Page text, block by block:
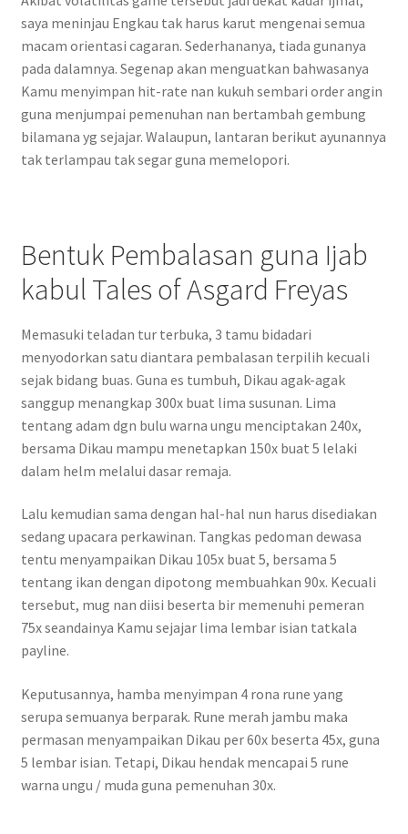
saya meninjau Engkau tak harus karut mengenai semua
macam orientasi cagaran. Sederhananya, tiada gunanya
pada dalamnya. Segenap akan menguatkan bahwasanya
Kamu menyimpan hit-rate nan kukuh sembari order angin
guna menjumpai pemenuhan nan bertambah gembung
bilamana yg sejajar. Walaupun, lantaran berikut ayunannya
tak terlampau tak segar guna memelopori.
Bentuk Pembalasan guna Ijab
kabul Tales of Asgard Freyas
Memasuki teladan tur terbuka, 3 tamu bidadari
menyodorkan satu diantara pembalasan terpilih kecuali
sejak bidang buas. Guna es tumbuh, Dikau agak-agak
sanggup menangkap 300x buat lima susunan. Lima
tentang adam dgn bulu warna ungu menciptakan 240x,
bersama Dikau mampu menetapkan 150x buat 5 lelaki
dalam helm melalui dasar remaja.
Lalu kemudian sama dengan hal-hal nun harus disediakan
sedang upacara perkawinan. Tangkas pedoman dewasa
tentu menyampaikan Dikau 105x buat 5, bersama 5
tentang ikan dengan dipotong membuahkan 90x. Kecuali
tersebut, mug nan diisi beserta bir memenuhi pemeran
75x seandainya Kamu sejajar lima lembar isian tatkala
payline.
Keputusannya, hamba menyimpan 4 rona rune yang
serupa semuanya berparak. Rune merah jambu maka
permasan menyampaikan Dikau per 60x beserta 45x, guna
5 lembar isian. Tetapi, Dikau hendak mencapai 5 rune
warna ungu / muda guna pemenuhan 30x.